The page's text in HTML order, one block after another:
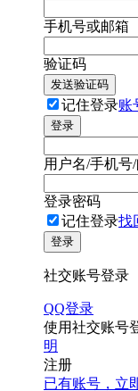
手机号或邮箱
验证码
发送验证码
记住登录账
登录
用户名/手机号
登录密码
记住登录找
登录
社交账号登录
QQ登录
使用社交账号
明
注册
已有账号，立